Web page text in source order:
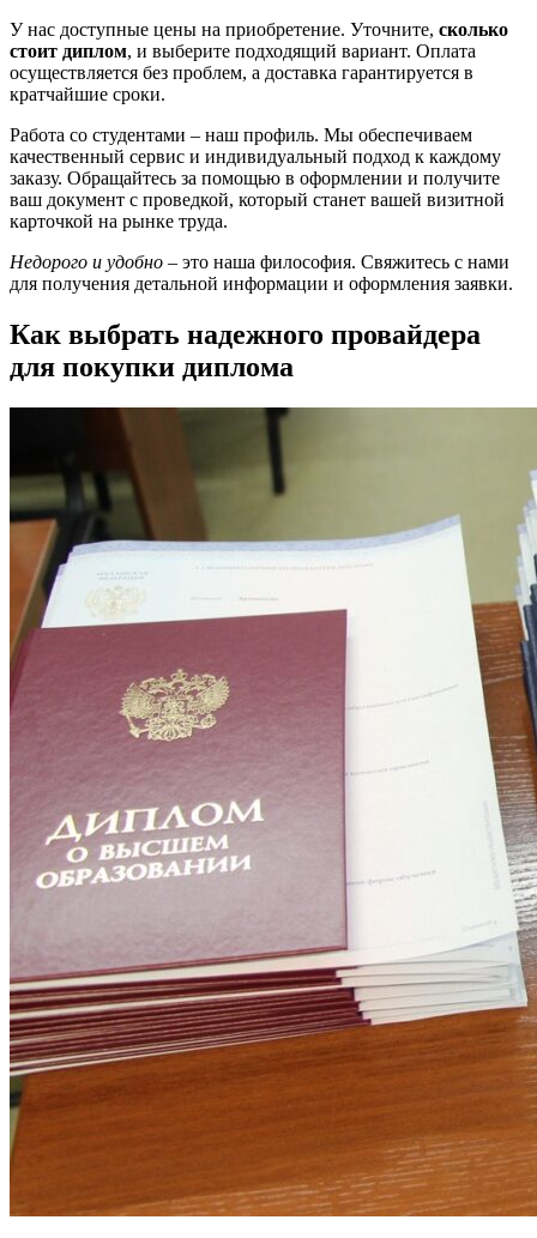
У нас доступные цены на приобретение. Уточните, сколько
стоит диплом, и выберите подходящий вариант. Оплата
осуществляется без проблем, а доставка гарантируется в
кратчайшие сроки.
Работа со студентами – наш профиль. Мы обеспечиваем
качественный сервис и индивидуальный подход к каждому
заказу. Обращайтесь за помощью в оформлении и получите
ваш документ с проведкой, который станет вашей визитной
карточкой на рынке труда.
Недорого и удобно – это наша философия. Свяжитесь с нами
для получения детальной информации и оформления заявки.
Как выбрать надежного провайдера
для покупки диплома